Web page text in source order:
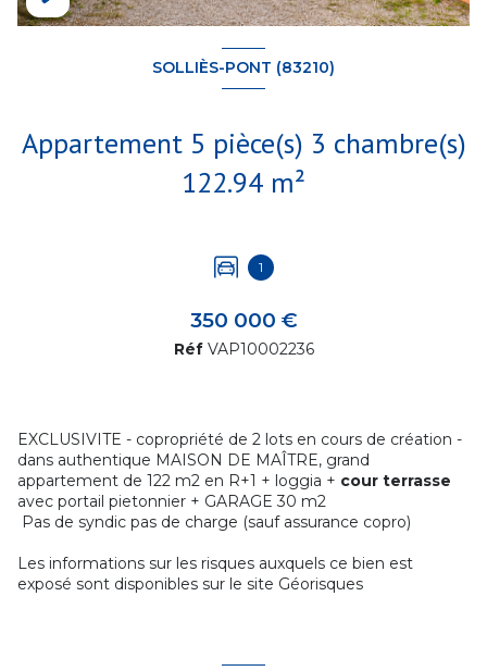
SOLLIÈS-PONT (83210)
Appartement 5 pièce(s) 3 chambre(s)
122.94 m²
1
350 000 €
Réf VAP10002236
EXCLUSIVITE - copropriété de 2 lots en cours de création -
dans authentique MAISON DE MAÎTRE, grand
appartement de 122 m2 en R+1 + loggia + cour terrasse
avec portail pietonnier + GARAGE 30 m2
Pas de syndic pas de charge (sauf assurance copro)
Les informations sur les risques auxquels ce bien est
exposé sont disponibles sur le site Géorisques